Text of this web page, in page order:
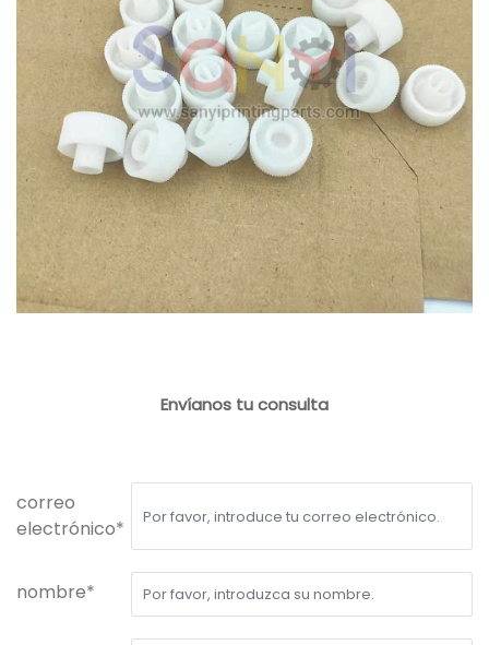
Envíanos tu consulta
correo
electrónico*
nombre*